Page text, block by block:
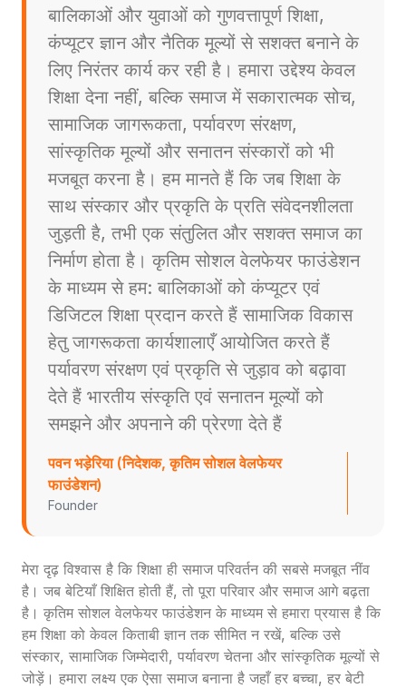
बालिकाओं और युवाओं को गुणवत्तापूर्ण शिक्षा,
कंप्यूटर ज्ञान और नैतिक मूल्यों से सशक्त बनाने के
लिए निरंतर कार्य कर रही है। हमारा उद्देश्य केवल
शिक्षा देना नहीं, बल्कि समाज में सकारात्मक सोच,
सामाजिक जागरूकता, पर्यावरण संरक्षण,
सांस्कृतिक मूल्यों और सनातन संस्कारों को भी
मजबूत करना है। हम मानते हैं कि जब शिक्षा के
साथ संस्कार और प्रकृति के प्रति संवेदनशीलता
जुड़ती है, तभी एक संतुलित और सशक्त समाज का
निर्माण होता है। कृतिम सोशल वेलफेयर फाउंडेशन
के माध्यम से हम: बालिकाओं को कंप्यूटर एवं
डिजिटल शिक्षा प्रदान करते हैं सामाजिक विकास
हेतु जागरूकता कार्यशालाएँ आयोजित करते हैं
पर्यावरण संरक्षण एवं प्रकृति से जुड़ाव को बढ़ावा
देते हैं भारतीय संस्कृति एवं सनातन मूल्यों को
समझने और अपनाने की प्रेरणा देते हैं
पवन भड़ेरिया (निदेशक, कृतिम सोशल वेलफेयर
फाउंडेशन)
Founder
मेरा दृढ़ विश्वास है कि शिक्षा ही समाज परिवर्तन की सबसे मजबूत नींव
है। जब बेटियाँ शिक्षित होती हैं, तो पूरा परिवार और समाज आगे बढ़ता
है। कृतिम सोशल वेलफेयर फाउंडेशन के माध्यम से हमारा प्रयास है कि
हम शिक्षा को केवल किताबी ज्ञान तक सीमित न रखें, बल्कि उसे
संस्कार, सामाजिक जिम्मेदारी, पर्यावरण चेतना और सांस्कृतिक मूल्यों से
जोड़ें। हमारा लक्ष्य एक ऐसा समाज बनाना है जहाँ हर बच्चा, हर बेटी